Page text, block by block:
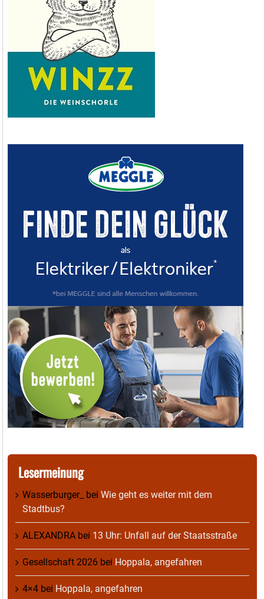
Lesermeinung
Wasserburger_ bei Wie geht es weiter mit dem
Stadtbus?
ALEXANDRA bei 13 Uhr: Unfall auf der Staatsstraße
Gesellschaft 2026 bei Hoppala, angefahren
4×4 bei Hoppala, angefahren